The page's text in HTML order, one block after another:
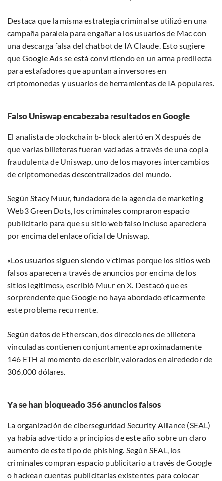
Destaca que la misma estrategia criminal se utilizó en una
campaña paralela para engañar a los usuarios de Mac con
una descarga falsa del chatbot de IA Claude. Esto sugiere
que Google Ads se está convirtiendo en un arma predilecta
para estafadores que apuntan a inversores en
criptomonedas y usuarios de herramientas de IA populares.
Falso Uniswap encabezaba resultados en Google
El analista de blockchain b-block alertó en X después de
que varias billeteras fueran vaciadas a través de una copia
fraudulenta de Uniswap, uno de los mayores intercambios
de criptomonedas descentralizados del mundo.
Según Stacy Muur, fundadora de la agencia de marketing
Web3 Green Dots, los criminales compraron espacio
publicitario para que su sitio web falso incluso apareciera
por encima del enlace oficial de Uniswap.
«Los usuarios siguen siendo víctimas porque los sitios web
falsos aparecen a través de anuncios por encima de los
sitios legítimos», escribió Muur en X. Destacó que es
sorprendente que Google no haya abordado eficazmente
este problema recurrente.
Según datos de Etherscan, dos direcciones de billetera
vinculadas contienen conjuntamente aproximadamente
146 ETH al momento de escribir, valorados en alrededor de
306,000 dólares.
Ya se han bloqueado 356 anuncios falsos
La organización de ciberseguridad Security Alliance (SEAL)
ya había advertido a principios de este año sobre un claro
aumento de este tipo de phishing. Según SEAL, los
criminales compran espacio publicitario a través de Google
o hackean cuentas publicitarias existentes para colocar